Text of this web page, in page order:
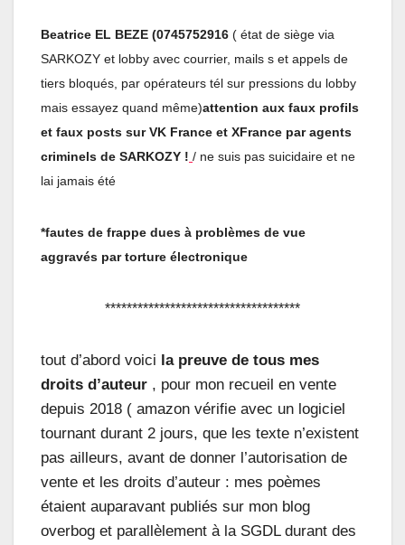
Beatrice EL BEZE (0745752916 ( état de siège via
SARKOZY et lobby avec courrier, mails s et appels de
tiers bloqués, par opérateurs tél sur pressions du lobby
mais essayez quand même)attention aux faux profils
et faux posts sur VK France et XFrance par agents
criminels de SARKOZY ! / ne suis pas suicidaire et ne
lai jamais été
*fautes de frappe dues à problèmes de vue
aggravés par torture électronique
************************************
tout d’abord voici la preuve de tous mes
droits d’auteur , pour mon recueil en vente
depuis 2018 ( amazon vérifie avec un logiciel
tournant durant 2 jours, que les texte n’existent
pas ailleurs, avant de donner l’autorisation de
vente et les droits d’auteur : mes poèmes
étaient auparavant publiés sur mon blog
overbog et parallèlement à la SGDL durant des